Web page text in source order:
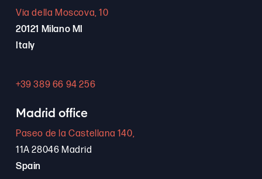
Via della Moscova, 10
20121 Milano MI
Italy
+39 389 66 94 256
Madrid office
Paseo de la Castellana 140,
11A 28046 Madrid
Spain